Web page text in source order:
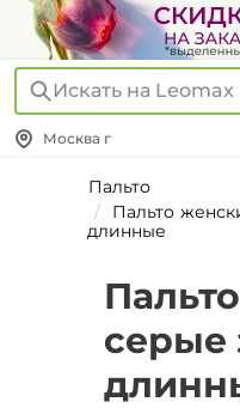
Искать на Leomax
Москва г
Пальто
Пальто
длинные
серые